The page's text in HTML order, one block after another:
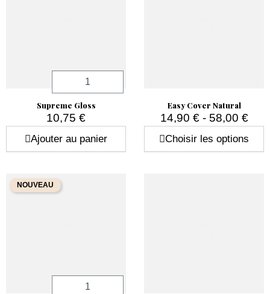
Supreme Gloss
10,75 €
Ajouter au panier
Easy Cover Natural
14,90 € - 58,00 €
Choisir les options
NOUVEAU